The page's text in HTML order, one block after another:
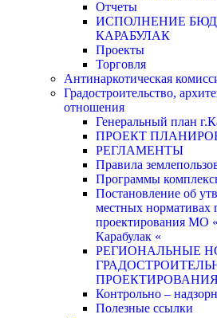
Отчеты
ИСПОЛНЕНИЕ
КАРАБУЛАК
Проекты
Торговля
Антинаркотическая
Градостроительство,
отношения
Генеральный план
ПРОЕКТ
РЕГЛАМЕНТЫ
Правила
Программы
Постановление об
местных нормативах
проектирования МО
Карабулак «
РЕГИОНАЛЬНЫЕ
Контрольно –
Полезные ссылки